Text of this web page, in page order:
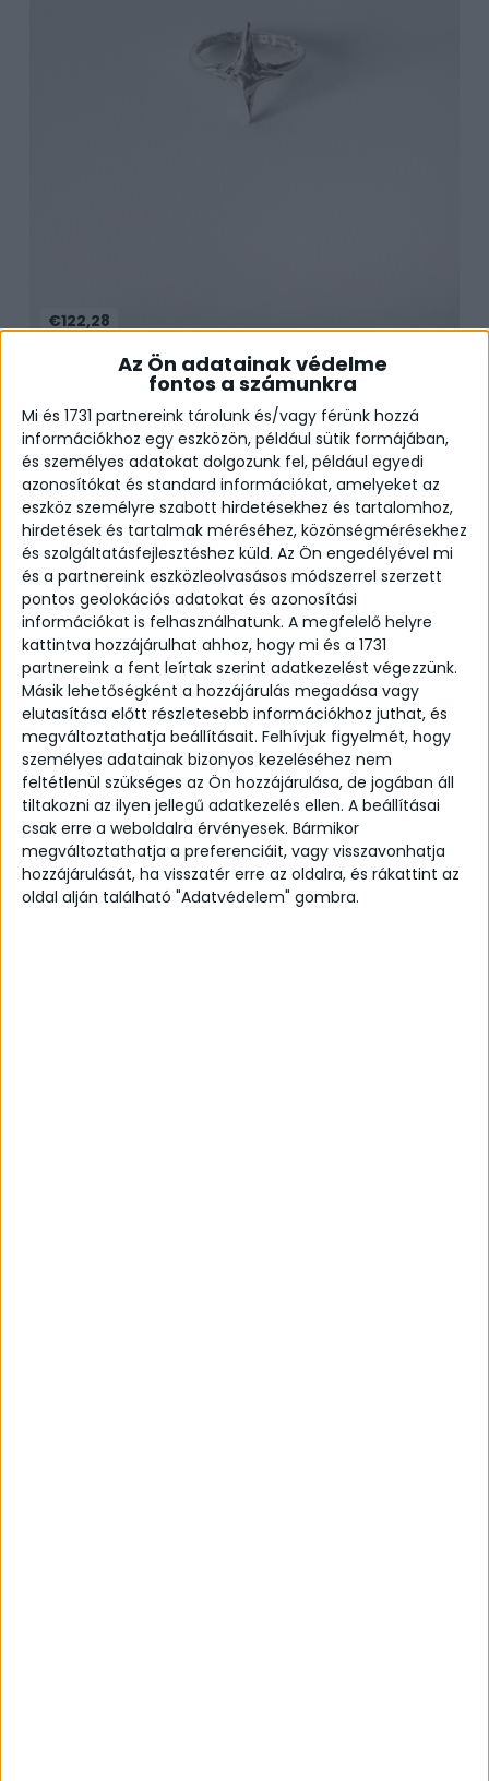
Az Ön adatainak védelme
fontos a számunkra
Mi és 1731 partnereink tárolunk és/vagy férünk hozzá
információkhoz egy eszközön, például sütik formájában,
és személyes adatokat dolgozunk fel, például egyedi
azonosítókat és standard információkat, amelyeket az
eszköz személyre szabott hirdetésekhez és tartalomhoz,
hirdetések és tartalmak méréséhez, közönségmérésekhez
és szolgáltatásfejlesztéshez küld. Az Ön engedélyével mi
és a partnereink eszközleolvasásos módszerrel szerzett
pontos geolokációs adatokat és azonosítási
információkat is felhasználhatunk. A megfelelő helyre
kattintva hozzájárulhat ahhoz, hogy mi és a 1731
partnereink a fent leírtak szerint adatkezelést végezzünk.
Másik lehetőségként a hozzájárulás megadása vagy
elutasítása előtt részletesebb információkhoz juthat, és
megváltoztathatja beállításait. Felhívjuk figyelmét, hogy
személyes adatainak bizonyos kezeléséhez nem
feltétlenül szükséges az Ön hozzájárulása, de jogában áll
tiltakozni az ilyen jellegű adatkezelés ellen. A beállításai
csak erre a weboldalra érvényesek. Bármikor
megváltoztathatja a preferenciáit, vagy visszavonhatja
hozzájárulását, ha visszatér erre az oldalra, és rákattint az
oldal alján található "Adatvédelem" gombra.
€122,28
Add to Cart
Add to Cart